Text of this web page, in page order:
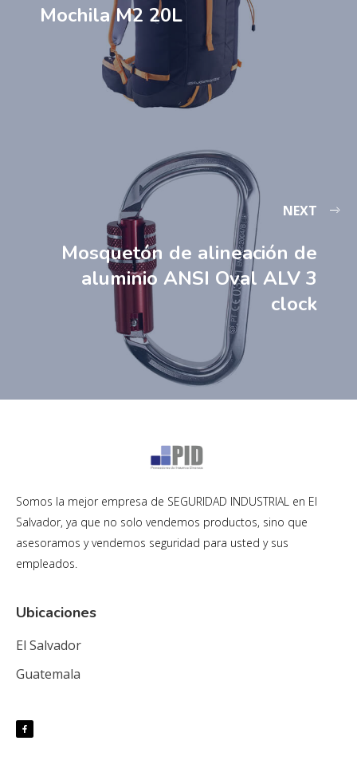
Mochila M2 20L
NEXT
Mosquetón de alineación de
aluminio ANSI Oval ALV 3
clock
Somos la mejor empresa de SEGURIDAD INDUSTRIAL en El
Salvador, ya que no solo vendemos productos, sino que
asesoramos y vendemos seguridad para usted y sus
empleados.
Ubicaciones
El Salvador
Guatemala